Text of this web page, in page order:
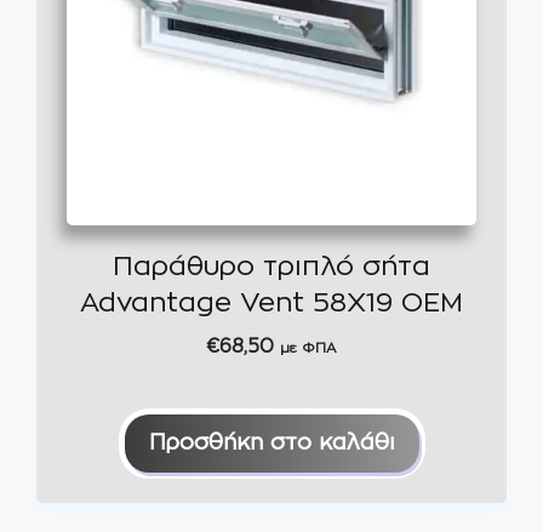
Παράθυρο τριπλό σήτα
Advantage Vent 58Χ19 OEM
€68,50 με ΦΠΑ
Προσθήκη στο καλάθι